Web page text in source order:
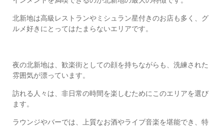
北新地は高級レストランやミシュラン星付きのお店も多く、グ
ルメ好きにとってはたまらないエリアです。
夜の北新地は、歓楽街としての顔を持ちながらも、洗練された
雰囲気が漂っています。
訪れる人々は、非日常の時間を楽しむためにこのエリアを選び
ます。
ラウンジやバーでは、上質なお酒やライブ音楽を堪能でき、特